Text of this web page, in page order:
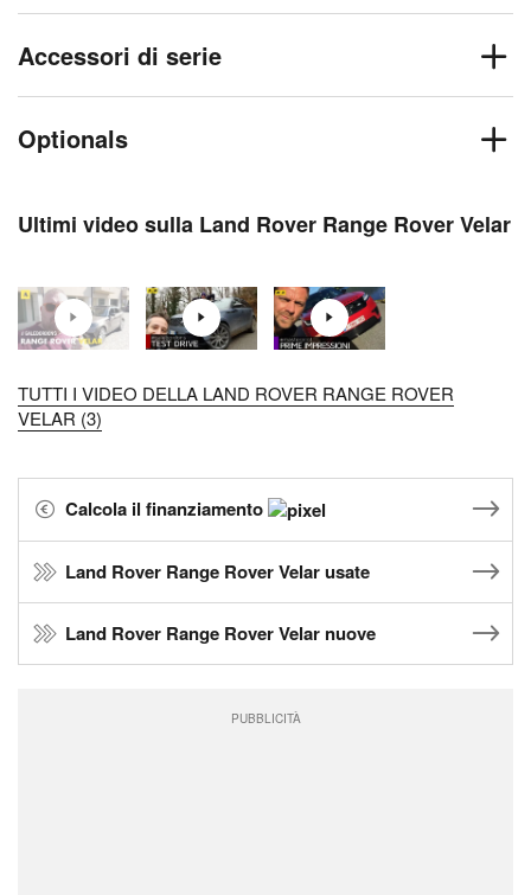
Accessori di serie
Optionals
Ultimi video sulla Land Rover Range Rover Velar
TUTTI I VIDEO DELLA LAND ROVER RANGE ROVER
VELAR (3)
Calcola il finanziamento
Land Rover Range Rover Velar usate
Land Rover Range Rover Velar nuove
PUBBLICITÀ